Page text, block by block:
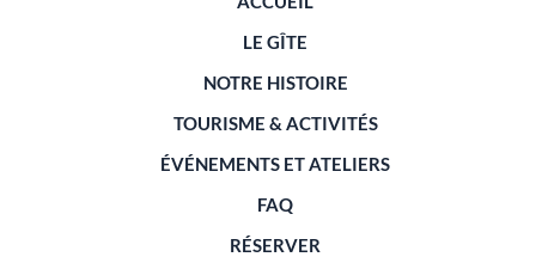
LE GÎTE
NOTRE HISTOIRE
TOURISME & ACTIVITÉS
ÉVÉNEMENTS ET ATELIERS
FAQ
RÉSERVER